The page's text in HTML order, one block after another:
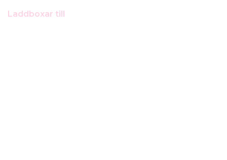
Laddboxar till